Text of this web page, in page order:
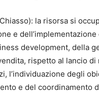
la risorsa si
e dell’implementazione
development, della
rispetto al lancio di
l’individuazione degli
e del coordinamento